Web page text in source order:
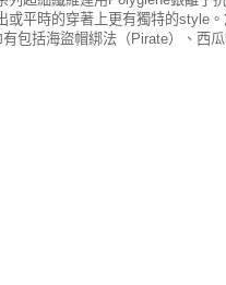
或平時的穿著上更有獨特的
包括海盜帽綁法（Pirate）、西